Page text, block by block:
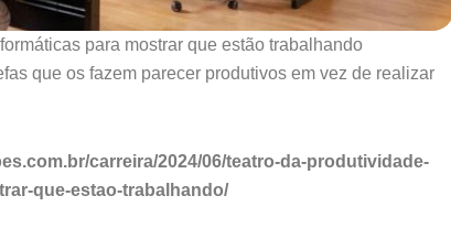
para mostrar que estão trabalhando
que os fazem parecer produtivos em vez de realizar
carreira/2024/06/teatro-da-produtividade-
que-estao-trabalhando/